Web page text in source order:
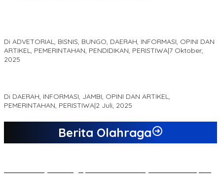
Di ADVETORIAL, BISNIS, BUNGO, DAERAH, INFORMASI, OPINI DAN
ARTIKEL, PEMERINTAHAN, PENDIDIKAN, PERISTIWA|7 Oktober,
2025
Di DAERAH, INFORMASI, JAMBI, OPINI DAN ARTIKEL,
PEMERINTAHAN, PERISTIWA|2 Juli, 2025
Berita Olahraga